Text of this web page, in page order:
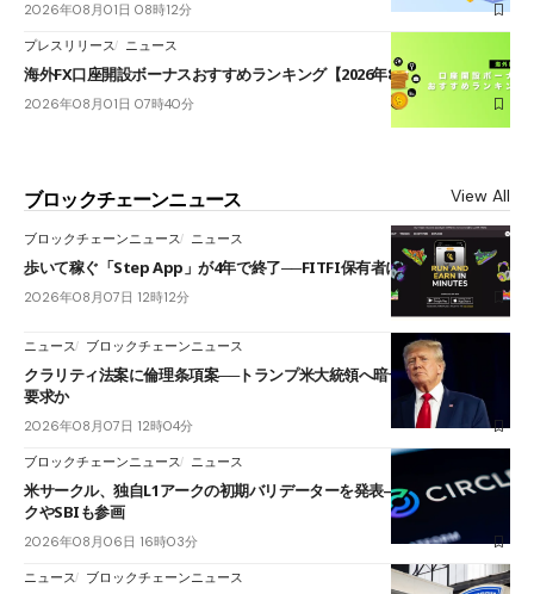
2026年08月01日 08時12分
プレスリリース ニュース
海外FX口座開設ボーナスおすすめランキング【2026年8月最新】
2026年08月01日 07時40分
ブロックチェーンニュース View All
ブロックチェーンニュース ニュース
歩いて稼ぐ「Step App」が4年で終了──FITFI保有者に対応呼びかけ
2026年08月07日 12時12分
ニュース ブロックチェーンニュース
クラリティ法案に倫理条項案──トランプ米大統領へ暗号資産事業の売却
要求か
2026年08月07日 12時04分
ブロックチェーンニュース ニュース
米サークル、独自L1アークの初期バリデーターを発表――ブラックロッ
クやSBIも参画
2026年08月06日 16時03分
ニュース ブロックチェーンニュース